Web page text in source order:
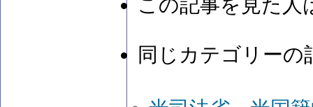
この記事を見た人
同じカテゴリーの